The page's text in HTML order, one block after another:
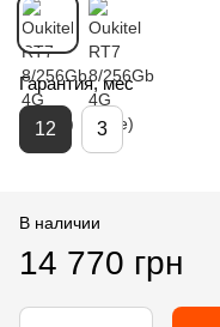
Гарантия, мес
12 3
В наличии
14 770 грн